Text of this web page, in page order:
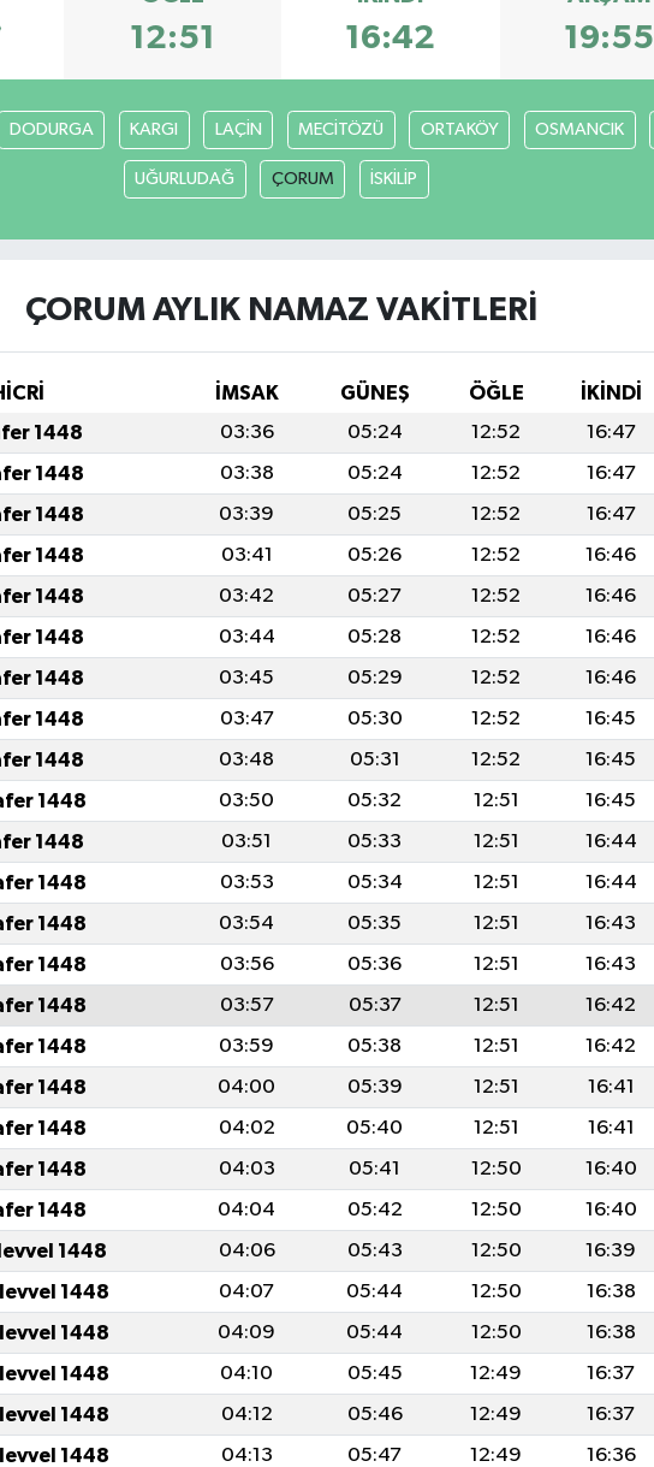
12:51 16:42 19:55
DODURGA KARGI LAÇİN MECİTÖZÜ ORTAKÖY OSMANCIK
UĞURLUDAĞ ÇORUM İSKİLİP
ÇORUM AYLIK NAMAZ VAKITLERI
İMSAK GÜNEŞ ÖĞLE İKINDI
1448 03:36 05:24 12:52 16:47
1448 03:38 05:24 12:52 16:47
1448 03:39 05:25 12:52 16:47
1448 03:41 05:26 12:52 16:46
1448 03:42 05:27 12:52 16:46
1448 03:44 05:28 12:52 16:46
1448 03:45 05:29 12:52 16:46
1448 03:47 05:30 12:52 16:45
1448 03:48 05:31 12:52 16:45
1448 03:50 05:32 12:51 16:45
1448 03:51 05:33 12:51 16:44
1448 03:53 05:34 12:51 16:44
1448 03:54 05:35 12:51 16:43
1448 03:56 05:36 12:51 16:43
1448 03:57 05:37 12:51 16:42
1448 03:59 05:38 12:51 16:42
1448 04:00 05:39 12:51 16:41
1448 04:02 05:40 12:51 16:41
1448 04:03 05:41 12:50 16:40
1448 04:04 05:42 12:50 16:40
1448 04:06 05:43 12:50 16:39
1448 04:07 05:44 12:50 16:38
1448 04:09 05:44 12:50 16:38
1448 04:10 05:45 12:49 16:37
1448 04:12 05:46 12:49 16:37
1448 04:13 05:47 12:49 16:36